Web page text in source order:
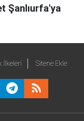
Şanlıurfa'ya
İlkeleri Sitene Ekle